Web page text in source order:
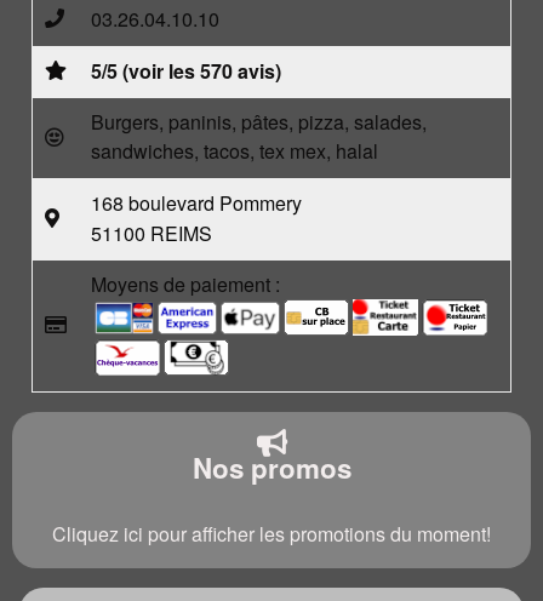
03.26.04.10.10
5/5 (voir les 570 avis)
Burgers, paninis, pâtes, pizza, salades,
sandwiches, tacos, tex mex, halal
168 boulevard Pommery
51100 REIMS
Moyens de paiement :
Nos promos
Cliquez ici pour afficher les promotions du moment!